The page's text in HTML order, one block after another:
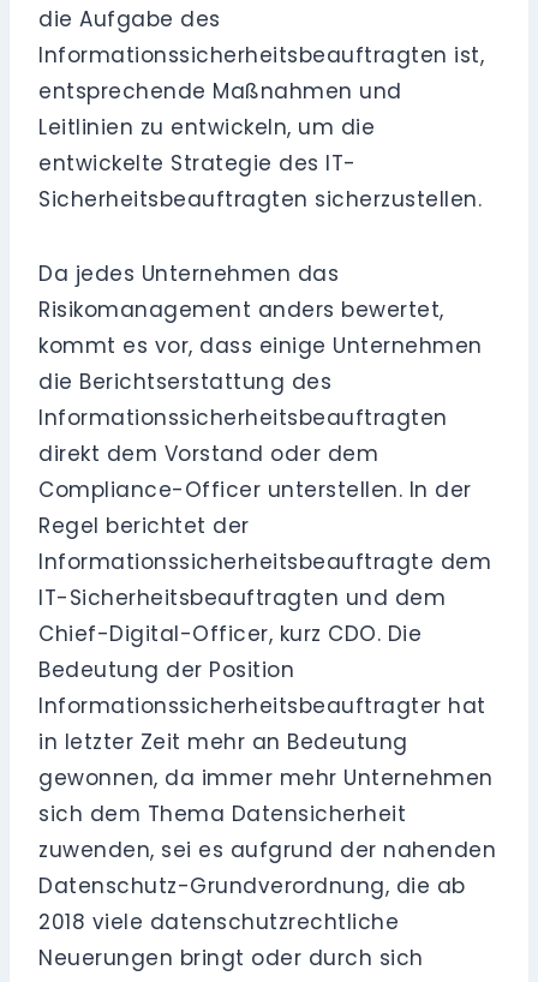
die Aufgabe des
Informationssicherheitsbeauftragten ist,
entsprechende Maßnahmen und
Leitlinien zu entwickeln, um die
entwickelte Strategie des IT-
Sicherheitsbeauftragten sicherzustellen.
Da jedes Unternehmen das
Risikomanagement anders bewertet,
kommt es vor, dass einige Unternehmen
die Berichtserstattung des
Informationssicherheitsbeauftragten
direkt dem Vorstand oder dem
Compliance-Officer unterstellen. In der
Regel berichtet der
Informationssicherheitsbeauftragte dem
IT-Sicherheitsbeauftragten und dem
Chief-Digital-Officer, kurz CDO. Die
Bedeutung der Position
Informationssicherheitsbeauftragter hat
in letzter Zeit mehr an Bedeutung
gewonnen, da immer mehr Unternehmen
sich dem Thema Datensicherheit
zuwenden, sei es aufgrund der nahenden
Datenschutz-Grundverordnung, die ab
2018 viele datenschutzrechtliche
Neuerungen bringt oder durch sich